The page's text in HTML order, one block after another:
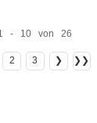
- 10 von 26
2 3 ❯ ❯❯